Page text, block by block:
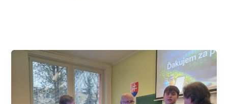
Víťazi
Enersol-
mieria